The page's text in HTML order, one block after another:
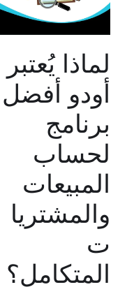
لماذا يُعتبر
أودو أفضل
برنامج
لحساب
المبيعات
والمشتريا
ت
المتكامل؟​